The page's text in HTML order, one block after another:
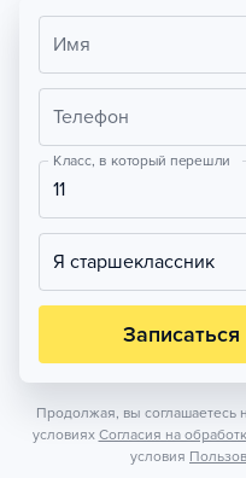
Имя
Телефон
Класс, в который перешли
11
Я старшеклассник
Продолжая, вы соглашаетесь
условиях Согласия на
условия